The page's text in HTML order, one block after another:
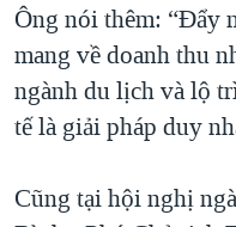
Ông nói thêm: “Đẩy
mang về doanh thu
ngành du lịch và lộ
tế là giải pháp duy
Cũng tại hội nghị